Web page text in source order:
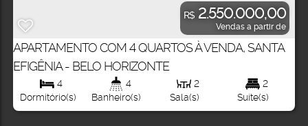
R$ 2.550.000,00
Vendas a partir de
APARTAMENTO COM 4 QUARTOS À VENDA, SANTA
EFIGÊNIA - BELO HORIZONTE
4
Dormitório(s)
4
Banheiro(s)
2
Sala(s)
2
Suíte(s)